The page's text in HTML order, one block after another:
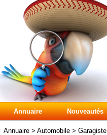
Annuaire Nouveautés
Annuaire > Automobile > Garagiste